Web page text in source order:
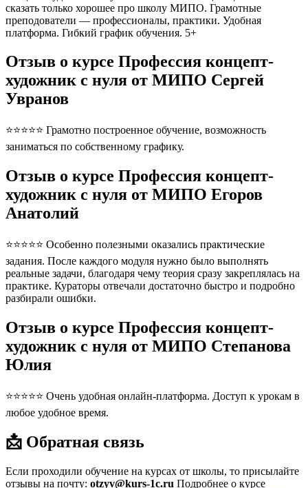
сказать только хорошее про школу МИПО. Грамотные
преподователи — профессионалы, практики. Удобная
платформа. Гибкий график обучения. 5+
Отзыв о курсе Профессия концепт-
художник с нуля от МИПО Сергей
Увранов
⭐⭐⭐⭐⭐ Грамотно построенное обучение, возможность
заниматься по собственному графику.
Отзыв о курсе Профессия концепт-
художник с нуля от МИПО Егоров
Анатолий
⭐⭐⭐⭐⭐ Особенно полезными оказались практические
задания. После каждого модуля нужно было выполнять
реальные задачи, благодаря чему теория сразу закреплялась на
практике. Кураторы отвечали достаточно быстро и подробно
разбирали ошибки.
Отзыв о курсе Профессия концепт-
художник с нуля от МИПО Степанова
Юлия
⭐⭐⭐⭐⭐ Очень удобная онлайн-платформа. Доступ к урокам в
любое удобное время.
📩 Обратная связь
Если проходили обучение на курсах от школы, то присылайте
отзывы на почту: otzyv@kurs-1c.ru Подробнее о курсе